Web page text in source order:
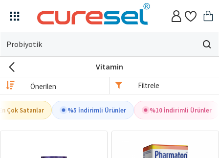
Evin
için
arıyorsun?
Vitamin
Filtrele
Çok Satanlar %5 İndirimli Ürünler %10 İndirimli Ürünler